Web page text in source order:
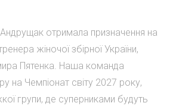
Андрущак отримала призначення на
жіночої збірної України,
Пятенка. Наша команда
на Чемпіонат світу 2027 року,
групи, де суперниками будуть